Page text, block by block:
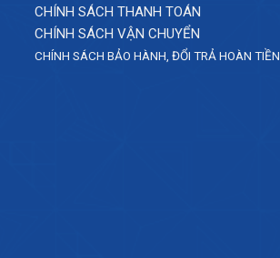
CHÍNH SÁCH THANH TOÁN
CHÍNH SÁCH VẬN CHUYỂN
CHÍNH SÁCH BẢO HÀNH, ĐỔI TRẢ HOÀN TIỀN